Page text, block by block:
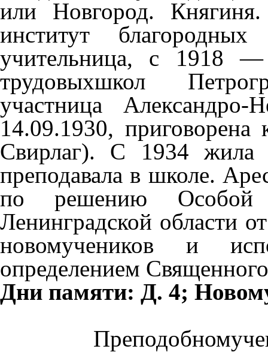
или Новгород.
институт
учительница, с 1918 —
трудовыхшкол
участница Александро-
14.09.1930,
Свирлаг). С 1934 жила
преподавала в школе.
по решению
Ленинградской области
новомучеников и
определением
Дни памяти: Д. 4;